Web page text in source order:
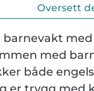
Oversett
med
både
er trygg med